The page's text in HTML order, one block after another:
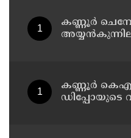
കണ്ണൂർ
കണ്ണൂർ
ഡിപ്പോയുടെ